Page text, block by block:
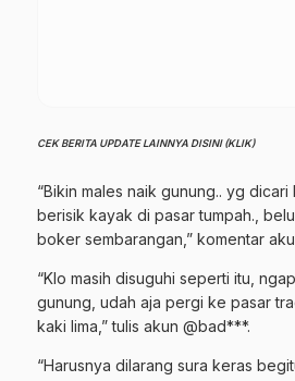
CEK BERITA UPDATE LAINNYA DISINI (KLIK)
“Bikin males naik gunung.. yg
berisik kayak di pasar tumpah.,
boker sembarangan,” komentar
“Klo masih disuguhi seperti itu,
gunung, udah aja pergi ke pasar
kaki lima,” tulis akun @bad***.
“Harusnya dilarang sura keras